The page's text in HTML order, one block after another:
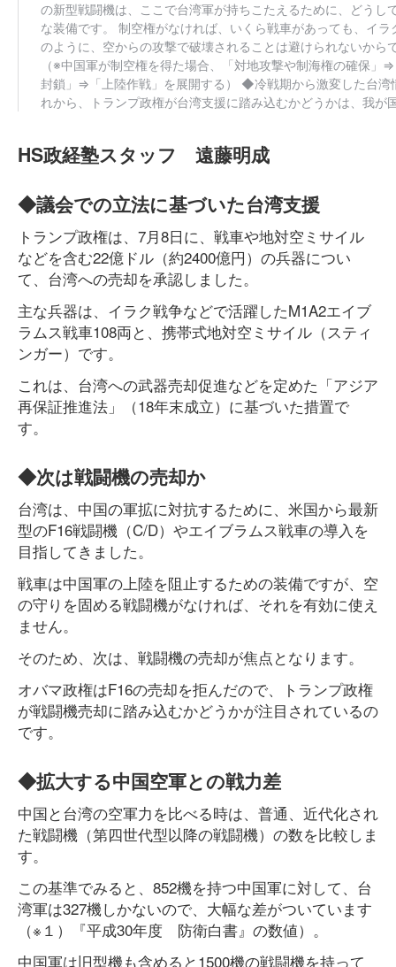
HS政経塾スタッフ 遠藤明成
◆議会での立法に基づいた台湾支援
トランプ政権は、7月8日に、戦車や地対空ミサイル
などを含む22億ドル（約2400億円）の兵器につい
て、台湾への売却を承認しました。
主な兵器は、イラク戦争などで活躍したM1A2エイブ
ラムス戦車108両と、携帯式地対空ミサイル（スティ
ンガー）です。
これは、台湾への武器売却促進などを定めた「アジア
再保証推進法」（18年末成立）に基づいた措置で
す。
◆次は戦闘機の売却か
台湾は、中国の軍拡に対抗するために、米国から最新
型のF16戦闘機（C/D）やエイブラムス戦車の導入を
目指してきました。
戦車は中国軍の上陸を阻止するための装備ですが、空
の守りを固める戦闘機がなければ、それを有効に使え
ません。
そのため、次は、戦闘機の売却が焦点となります。
オバマ政権はF16の売却を拒んだので、トランプ政権
が戦闘機売却に踏み込むかどうかが注目されているの
です。
◆拡大する中国空軍との戦力差
中国と台湾の空軍力を比べる時は、普通、近代化され
た戦闘機（第四世代型以降の戦闘機）の数を比較しま
す。
この基準でみると、852機を持つ中国軍に対して、台
湾軍は327機しかないので、大幅な差がついています
（※１）『平成30年度 防衛白書』の数値）。
中国軍は旧型機も含めると1500機の戦闘機を持って